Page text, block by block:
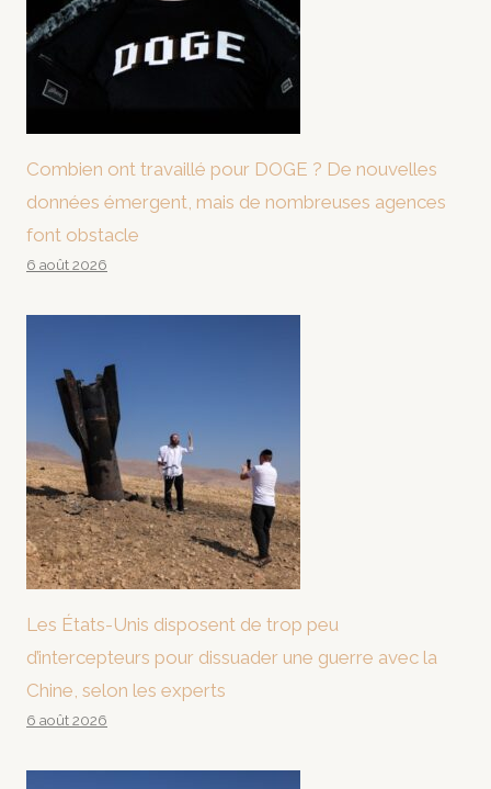
Combien ont travaillé pour DOGE ? De nouvelles
données émergent, mais de nombreuses agences
font obstacle
6 août 2026
Les États-Unis disposent de trop peu
d’intercepteurs pour dissuader une guerre avec la
Chine, selon les experts
6 août 2026